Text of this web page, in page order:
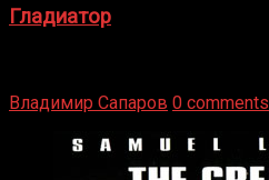
Гладиатор
Владимир Сапаров 0 comments